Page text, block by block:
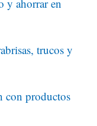
y ahorrar en
trucos y
con productos